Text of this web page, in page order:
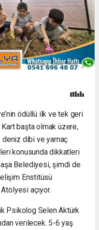
ödüllü ilk ve tek geri
başta olmak üzere,
deniz dibi ve yamaç
konusunda dikkatleri
Belediyesi, şimdi de
Enstitüsü
açıyor.
Psikolog Selen Aktürk
verilecek. 5-6 yaş